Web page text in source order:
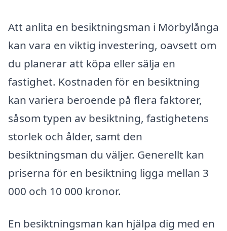
Att anlita en besiktningsman i Mörbylånga
kan vara en viktig investering, oavsett om
du planerar att köpa eller sälja en
fastighet. Kostnaden för en besiktning
kan variera beroende på flera faktorer,
såsom typen av besiktning, fastighetens
storlek och ålder, samt den
besiktningsman du väljer. Generellt kan
priserna för en besiktning ligga mellan 3
000 och 10 000 kronor.
En besiktningsman kan hjälpa dig med en